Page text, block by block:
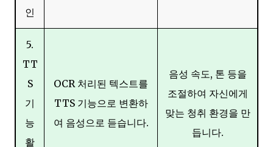
인
5.
TT
S
기
능
활
OCR 처리된 텍스트를
TTS 기능으로 변환하
여 음성으로 듣습니다.
음성 속도, 톤 등을
조절하여 자신에게
맞는 청취 환경을 만
듭니다.